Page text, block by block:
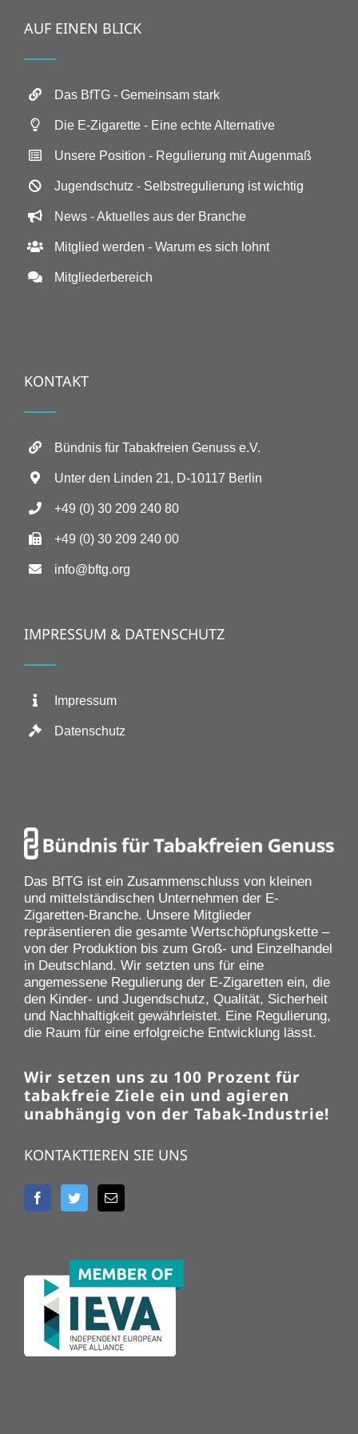
AUF EINEN BLICK
Das BfTG - Gemeinsam stark
Die E-Zigarette - Eine echte Alternative
Unsere Position - Regulierung mit Augenmaß
Jugendschutz - Selbstregulierung ist wichtig
News - Aktuelles aus der Branche
Mitglied werden - Warum es sich lohnt
Mitgliederbereich
KONTAKT
Bündnis für Tabakfreien Genuss e.V.
Unter den Linden 21, D-10117 Berlin
+49 (0) 30 209 240 80
+49 (0) 30 209 240 00
info@bftg.org
IMPRESSUM & DATENSCHUTZ
Impressum
Datenschutz
Das BfTG ist ein Zusammenschluss von kleinen
und mittelständischen Unternehmen der E-
Zigaretten-Branche. Unsere Mitglieder
repräsentieren die gesamte Wertschöpfungskette –
von der Produktion bis zum Groß- und Einzelhandel
in Deutschland. Wir setzten uns für eine
angemessene Regulierung der E-Zigaretten ein, die
den Kinder- und Jugendschutz, Qualität, Sicherheit
und Nachhaltigkeit gewährleistet. Eine Regulierung,
die Raum für eine erfolgreiche Entwicklung lässt.
Wir setzen uns zu 100 Prozent für
tabakfreie Ziele ein und agieren
unabhängig von der Tabak-Industrie!
KONTAKTIEREN SIE UNS